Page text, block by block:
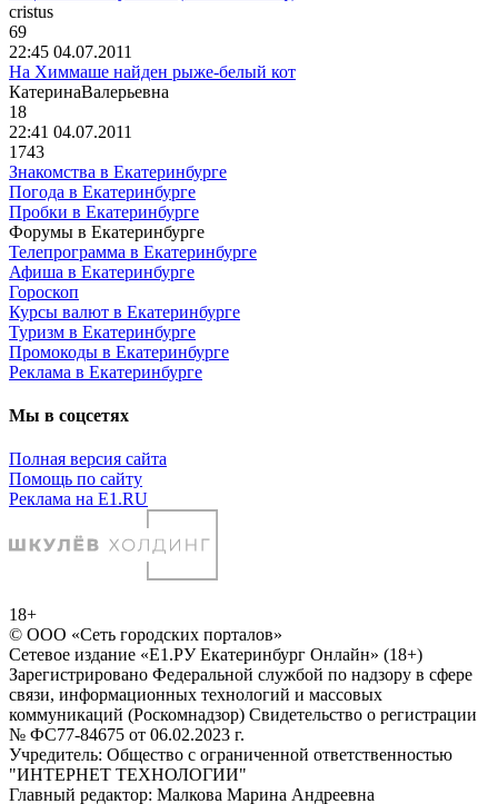
cristus
69
22:45 04.07.2011
На Химмаше найден рыже-белый кот
КатеринаВалерьевна
18
22:41 04.07.2011
1743
Знакомства в Екатеринбурге
Погода в Екатеринбурге
Пробки в Екатеринбурге
Форумы в Екатеринбурге
Телепрограмма в Екатеринбурге
Афиша в Екатеринбурге
Гороскоп
Курсы валют в Екатеринбурге
Туризм в Екатеринбурге
Промокоды в Екатеринбурге
Реклама в Екатеринбурге
Мы в соцсетях
Полная версия сайта
Помощь по сайту
Реклама на E1.RU
18+
© ООО «Сеть городских порталов»
Сетевое издание «Е1.РУ Екатеринбург Онлайн» (18+)
Зарегистрировано Федеральной службой по надзору в сфере
связи, информационных технологий и массовых
коммуникаций (Роскомнадзор) Свидетельство о регистрации
№ ФС77-84675 от 06.02.2023 г.
Учредитель: Общество с ограниченной ответственностью
"ИНТЕРНЕТ ТЕХНОЛОГИИ"
Главный редактор: Малкова Марина Андреевна